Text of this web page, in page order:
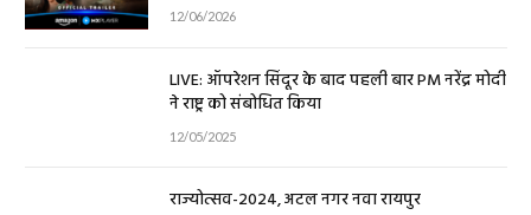
12/06/2026
LIVE: ऑपरेशन सिंदूर के बाद पहली बार PM नरेंद्र मोदी
ने राष्ट्र को संबोधित किया
12/05/2025
राज्योत्सव-2024, अटल नगर नवा रायपुर